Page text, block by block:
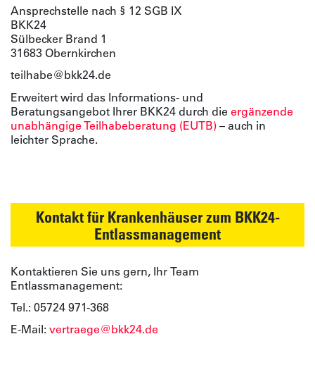
Ansprechstelle nach § 12 SGB IX
BKK24
Sülbecker Brand 1
31683 Obernkirchen
teilhabe@bkk24.de
Erweitert wird das Informations- und
Beratungsangebot Ihrer BKK24 durch die ergänzende
unabhängige Teilhabeberatung (EUTB) – auch in
leichter Sprache.
Kontakt für Krankenhäuser zum BKK24-
Entlassmanagement
Kontaktieren Sie uns gern, Ihr Team
Entlassmanagement:
Tel.: 05724 971-368
E-Mail: vertraege@bkk24.de